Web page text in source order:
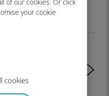
of our cookies. Or click
your cookie
cookies
iPad
par